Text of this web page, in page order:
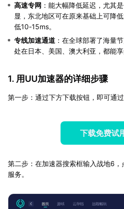
高速专网 ：能大幅降低延迟，尤其
显，东北地区可在原来基础上可降
低10-15ms。
专线加速通道 ：在全球部署了海量
处在日本、美国、澳大利亚，都能享
1. 用UU加速器的详细步骤
第一步：通过下方下载按钮，即可通
下载免费试
第二步：在加速器搜索框输入战地6
服务。